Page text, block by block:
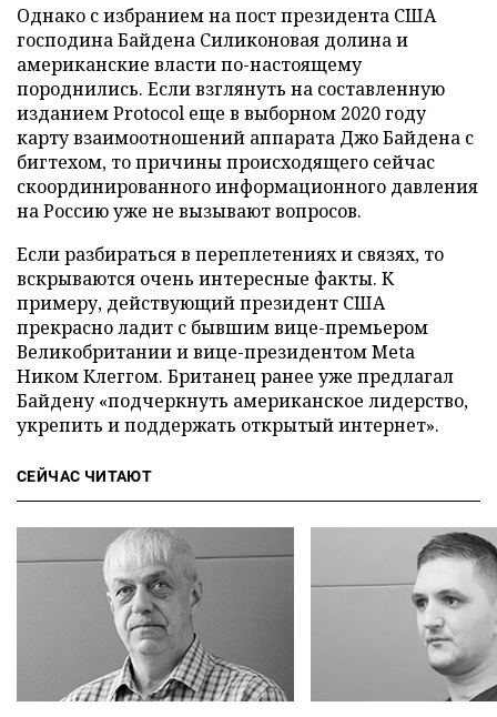
Однако с избранием на пост президента США
господина Байдена Силиконовая долина и
американские власти по-настоящему
породнились. Если взглянуть на составленную
изданием Protocol еще в выборном 2020 году
карту взаимоотношений аппарата Джо Байдена с
бигтехом, то причины происходящего сейчас
скоординированного информационного давления
на Россию уже не вызывают вопросов.
Если разбираться в переплетениях и связях, то
вскрываются очень интересные факты. К
примеру, действующий президент США
прекрасно ладит с бывшим вице-премьером
Великобритании и вице-президентом Meta
Ником Клеггом. Британец ранее уже предлагал
Байдену «подчеркнуть американское лидерство,
укрепить и поддержать открытый интернет».
СЕЙЧАС ЧИТАЮТ